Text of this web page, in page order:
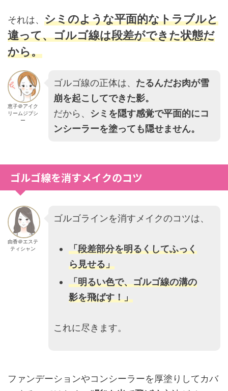
それは、 シミのような平面的なトラブルと
違って、ゴルゴ線は段差ができた状態だ
から。
恵子＠アイク
リームジプシ
ー
ゴルゴ線の正体は、 たるんだお肉が雪
崩を起こしてできた影。
だから、 シミを隠す感覚で平面的にコ
ンシーラーを塗っても隠せません。
ゴルゴ線を消すメイクのコツ
由香＠エステ
ティシャン
ゴルゴラインを消すメイクのコツは、
「段差部分を明るくしてふっく
ら見せる」
「明るい色で、ゴルゴ線の溝の
影を飛ばす！」
これに尽きます。
ファンデーションやコンシーラーを厚塗りしてカバ